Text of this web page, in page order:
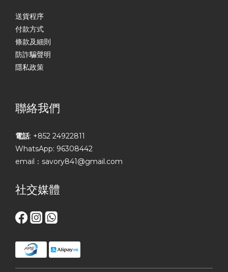
送貨程序
付款方式
條款及細則
防詐騙聲明
隱私政策
聯絡我們
電話: +852 24922811
WhatsApp: 96308442
email：savory841@gmail.com
社交媒體